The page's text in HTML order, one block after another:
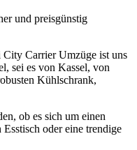
und preisgünstig
City Carrier Umzüge ist uns
sei es von Kassel, von
Kühlschrank,
ob es sich um einen
oder eine trendige